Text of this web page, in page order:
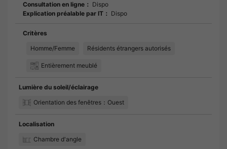
Consultation en ligne： Dispo
Explication préalable par IT： Dispo
Critères
Homme/Femme
Résidents étrangers autorisés
Entièrement meublé
Lumière du soleil/éclairage
Orientation des fenêtres：Ouest
Localisation
Chambre d'angle